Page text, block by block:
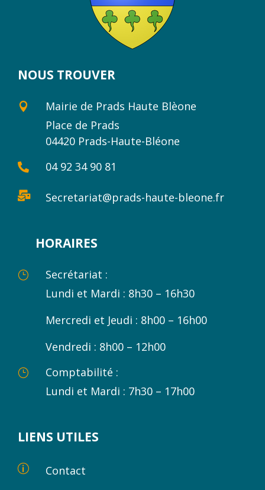
NOUS TROUVER

Mairie de Prads Haute Blèone
Place de Prads
04420 Prads-Haute-Bléone
 04 92 34 90 81
 Secretariat@prads-haute-bleone.fr
HORAIRES
}
Secrétariat :
Lundi et Mardi : 8h30 – 16h30
Mercredi et Jeudi : 8h00 – 16h00
Vendredi : 8h00 – 12h00
}
Comptabilité :
Lundi et Mardi : 7h30 – 17h00
LIENS UTILES
p Contact